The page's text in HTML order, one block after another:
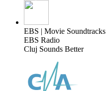
EBS | Movie Soundtracks
EBS Radio
Cluj Sounds Better